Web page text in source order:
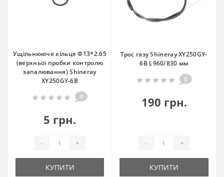
Ущільнююче кільце Ф13*2.65
(верхньої пробки контролю
запалювання) Shineray
XY250GY-6B
0
5 грн.
- +
КУПИТИ
Трос газу Shineray XY250GY-
6B L960/830 мм
0
190 грн.
- +
КУПИТИ